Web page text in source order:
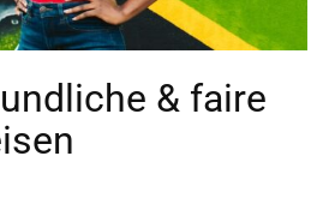
& faire